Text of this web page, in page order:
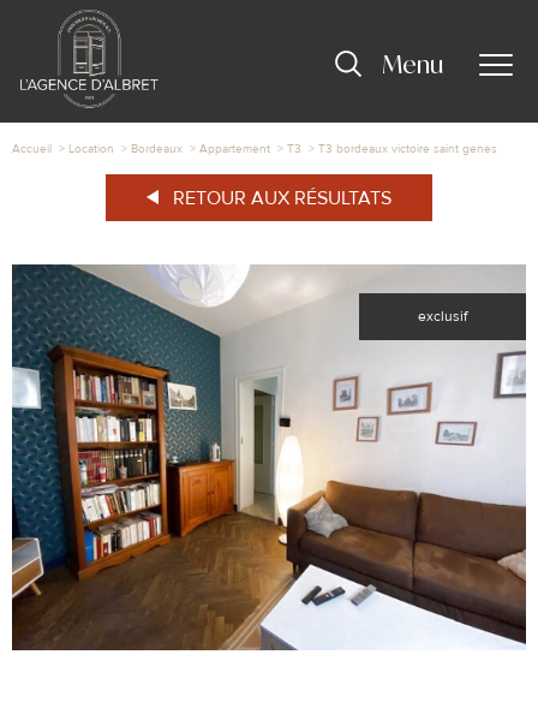
Menu
Accueil Location Bordeaux Appartement T3 T3 bordeaux victoire saint genes
RETOUR AUX RÉSULTATS
exclusif